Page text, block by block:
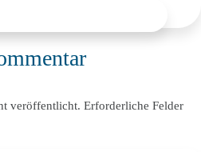
veröffentlicht. Erforderliche Felder